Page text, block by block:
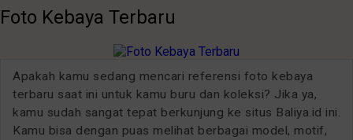
Foto Kebaya Terbaru
Apakah kamu sedang mencari referensi foto kebaya
terbaru saat ini untuk kamu buru dan koleksi? Jika ya,
kamu sudah sangat tepat berkunjung ke situs Baliya.id ini.
Kamu bisa dengan puas melihat berbagai model, motif,